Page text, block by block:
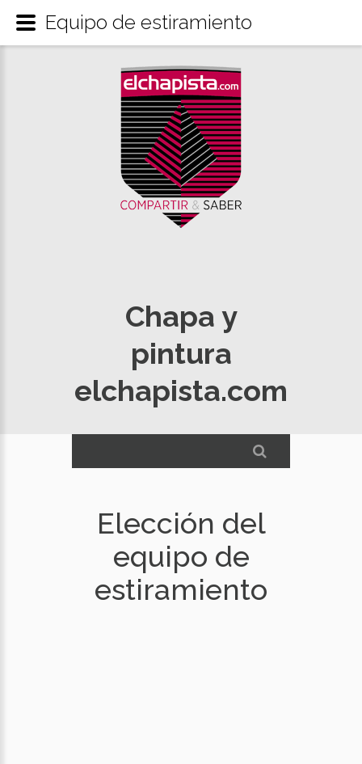
Chapa y
pintura
elchapista.com
Elección del
equipo de
estiramiento
Equipo de estiramiento